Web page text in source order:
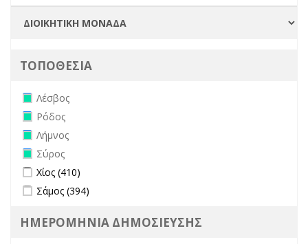
ΤΟΠΟΘΕΣΙΑ
Remove Λέσβος filter
Λέσβος
Remove Ρόδος filter
Ρόδος
Remove Λήμνος filter
Λήμνος
Remove Σύρος filter
Σύρος
Apply Χίος filter
Χίος (410)
Apply Σάμος filter
Σάμος (394)
ΗΜΕΡΟΜΗΝΙΑ ΔΗΜΟΣΙΕΥΣΗΣ